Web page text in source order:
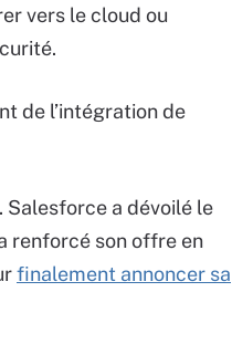
vers le cloud ou
de l’intégration de
Salesforce a dévoilé le
renforcé son offre en
finalement annoncer sa